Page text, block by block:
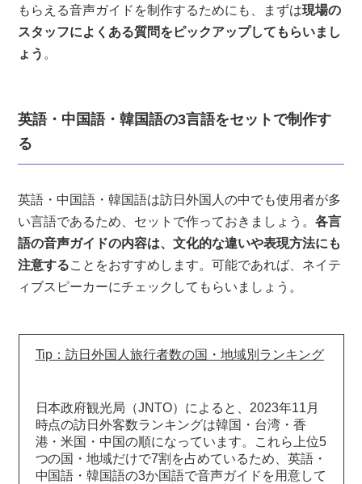
もらえる音声ガイドを制作するためにも、まずは現場の
スタッフによくある質問をピックアップしてもらいまし
ょう 。
英語・中国語・韓国語の3言語をセットで制作す
る
英語・中国語・韓国語は訪日外国人の中でも使用者が多
い言語であるため、セットで作っておきましょう。各言
語の音声ガイドの内容は、文化的な違いや表現方法にも
注意することをおすすめします。可能であれば、ネイテ
ィブスピーカーにチェックしてもらいましょう。
Tip：訪日外国人旅行者数の国・地域別ランキング
日本政府観光局（JNTO）によると、2023年11月
時点の訪日外客数ランキングは韓国・台湾・香
港・米国・中国の順になっています。これら上位5
つの国・地域だけで7割を占めているため、英語・
中国語・韓国語の3か国語で音声ガイドを用意して